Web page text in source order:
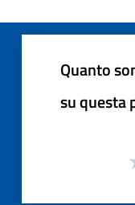
Quanto
su questa